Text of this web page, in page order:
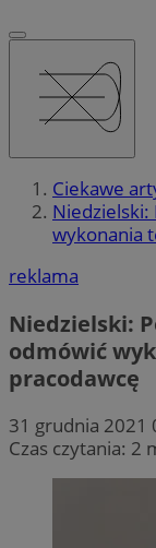
Ciekawe
Niedzielski:
wykonania
reklama
Niedzielski:
odmówić
pracodawcę
31 grudnia 2021
Czas czytania: 2